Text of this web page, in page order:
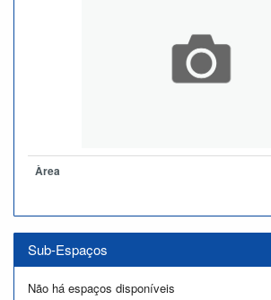
Àrea
Sub-Espaços
Não há espaços disponíveis